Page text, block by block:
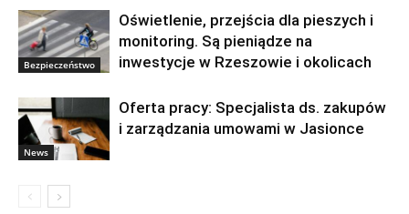
Bezpieczeństwo
Oświetlenie, przejścia dla pieszych i
monitoring. Są pieniądze na
inwestycje w Rzeszowie i okolicach
News
Oferta pracy: Specjalista ds. zakupów
i zarządzania umowami w Jasionce